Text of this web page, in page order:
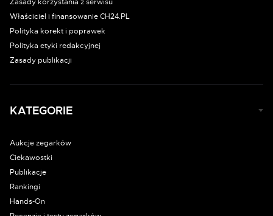
Zasady korzystania z serwisu
Właściciel i finansowanie CH24.PL
Polityka korekt i poprawek
Polityka etyki redakcyjnej
Zasady publikacji
KATEGORIE
Aukcje zegarków
Ciekawostki
Publikacje
Rankingi
Hands-On